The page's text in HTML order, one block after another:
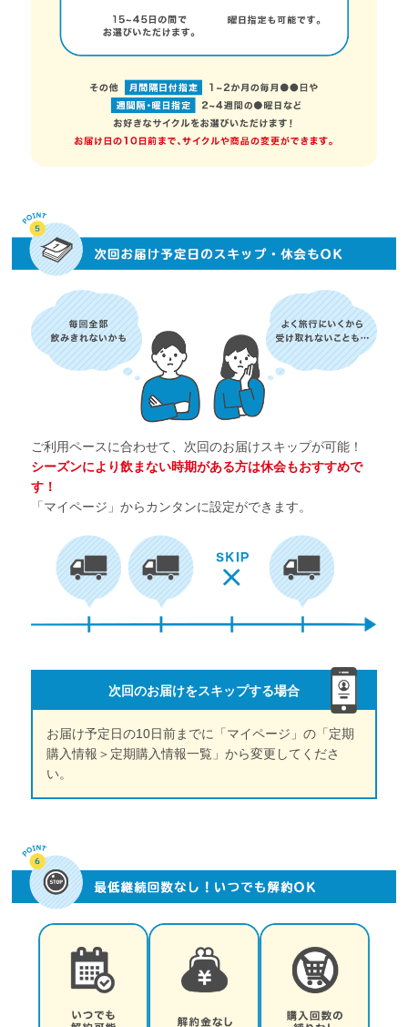
ご利用ペースに合わせて、次回のお届けスキップが可能！
シーズンにより飲まない時期がある方は休会もおすすめで
す！
「マイページ」からカンタンに設定ができます。
次回のお届けをスキップする場合
お届け予定日の10日前までに「マイページ」の「定期
購入情報＞定期購入情報一覧」から変更してくださ
い。